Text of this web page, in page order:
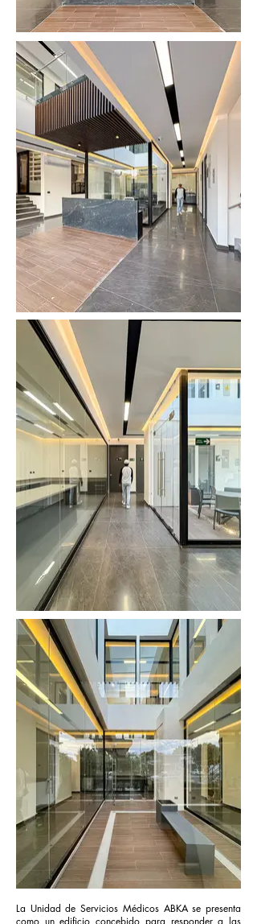
La Unidad de Servicios Médicos ABKA se presenta